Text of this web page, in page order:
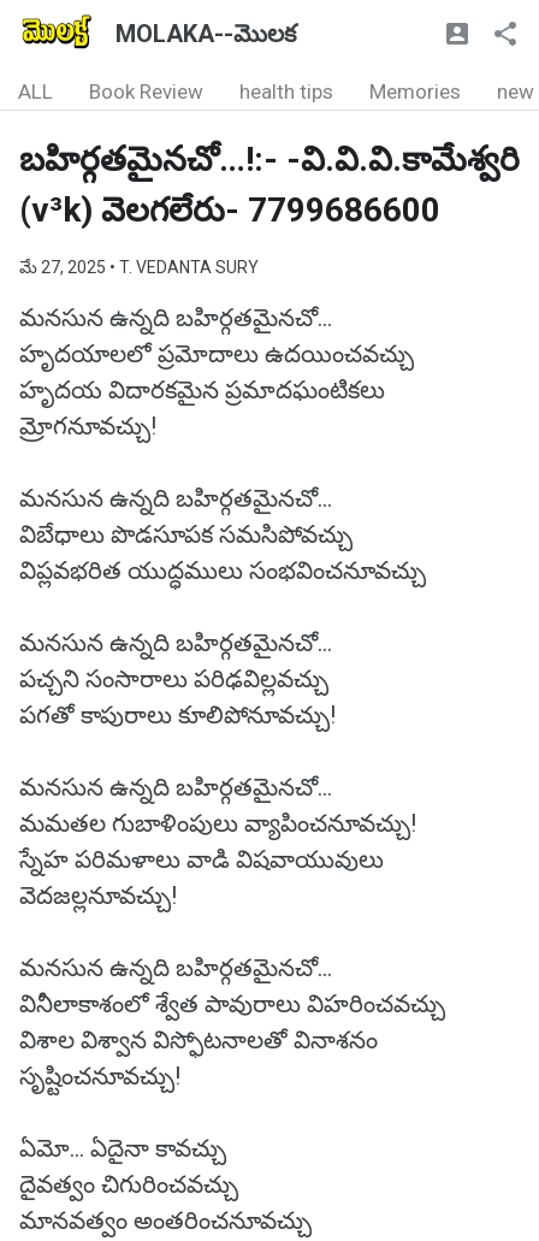
MOLAKA--మొలక
ALL Book Review health tips Memories new
బహిర్గతమైనచో…!:- -వి.వి.వి.కామేశ్వరి
(v³k) వెలగలేరు- 7799686600
మే 27, 2025 • T. VEDANTA SURY
మనసున ఉన్నది బహిర్గతమైనచో…
హృదయాలలో ప్రమోదాలు ఉదయించవచ్చు
హృదయ విదారకమైన ప్రమాదఘంటికలు
మ్రోగనూవచ్చు!
మనసున ఉన్నది బహిర్గతమైనచో…
విబేధాలు పొడసూపక సమసిపోవచ్చు
విప్లవభరిత యుద్ధములు సంభవించనూవచ్చు
మనసున ఉన్నది బహిర్గతమైనచో…
పచ్చని సంసారాలు పరిఢవిల్లవచ్చు
పగతో కాపురాలు కూలిపోనూవచ్చు!
మనసున ఉన్నది బహిర్గతమైనచో…
మమతల గుబాళింపులు వ్యాపించనూవచ్చు!
స్నేహ పరిమళాలు వాడి విషవాయువులు
వెదజల్లనూవచ్చు!
మనసున ఉన్నది బహిర్గతమైనచో…
వినీలాకాశంలో శ్వేత పావురాలు విహరించవచ్చు
విశాల విశ్వాన విస్ఫోటనాలతో వినాశనం
సృష్టించనూవచ్చు!
ఏమో… ఏదైనా కావచ్చు
దైవత్వం చిగురించవచ్చు
మానవత్వం అంతరించనూవచ్చు